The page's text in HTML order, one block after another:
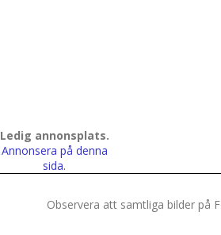
Ledig annonsplats.
Annonsera på denna
sida.
Observera att samtliga bilder på